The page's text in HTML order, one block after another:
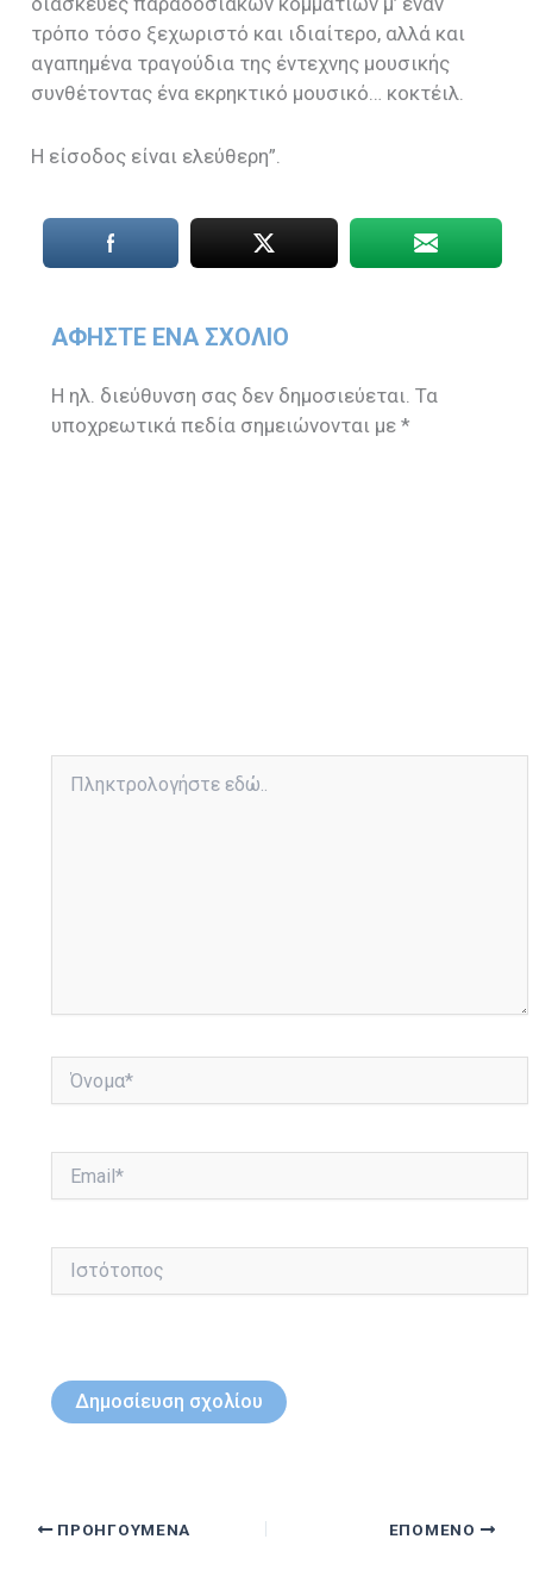
τρόπο τόσο ξεχωριστό και ιδιαίτερο, αλλά και
αγαπημένα τραγούδια της έντεχνης μουσικής
συνθέτοντας ένα εκρηκτικό μουσικό… κοκτέιλ.
Η είσοδος είναι ελεύθερη”.
ΑΦΉΣΤΕ ΈΝΑ ΣΧΌΛΙΟ
Η ηλ. διεύθυνση σας δεν δημοσιεύεται. Τα
υποχρεωτικά πεδία σημειώνονται με*
εδώ..
Όνομα*
Ιστότοπος
ΠΡΟΗΓΟΎΜΕΝΑ ΕΠΌΜΕΝΟ